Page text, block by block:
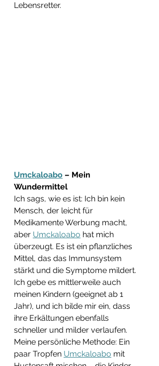
Lebensretter.
Umckaloabo – Mein
Wundermittel
Ich sags, wie es ist: Ich bin kein
Mensch, der leicht für
Medikamente Werbung macht,
aber Umckaloabo hat mich
überzeugt. Es ist ein pflanzliches
Mittel, das das Immunsystem
stärkt und die Symptome mildert.
Ich gebe es mittlerweile auch
meinen Kindern (geeignet ab 1
Jahr), und ich bilde mir ein, dass
ihre Erkältungen ebenfalls
schneller und milder verlaufen.
Meine persönliche Methode: Ein
paar Tropfen Umckaloabo mit